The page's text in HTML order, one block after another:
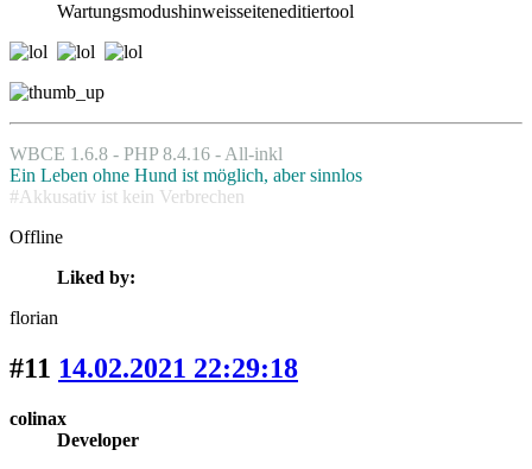
Wartungsmodus­hinweisseiten­editiertool
WBCE 1.6.8 - PHP 8.4.16 - All-inkl
Ein Leben ohne Hund ist möglich, aber sinnlos
#Akkusativ ist kein Verbrechen
Offline
Liked by:
florian
#11 14.02.2021 22:29:18
colinax
Developer